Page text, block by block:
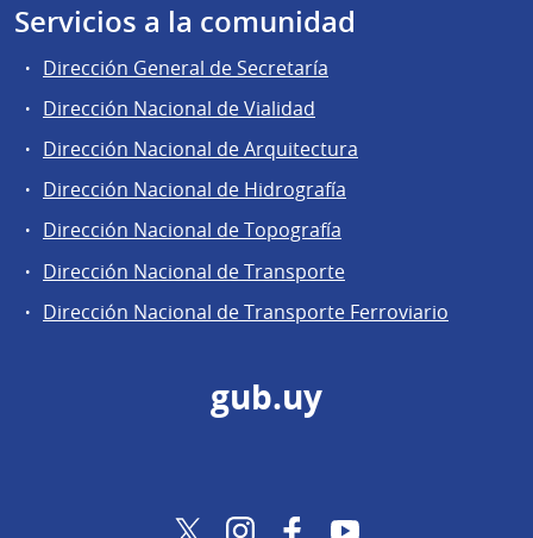
Servicios a la comunidad
Dirección General de Secretaría
Dirección Nacional de Vialidad
Dirección Nacional de Arquitectura
Dirección Nacional de Hidrografía
Dirección Nacional de Topografía
Dirección Nacional de Transporte
Dirección Nacional de Transporte Ferroviario
gub.uy
TwitterInstagramFacebookYouTube